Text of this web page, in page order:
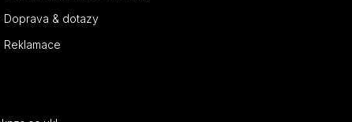
Doprava & dotazy
Reklamace